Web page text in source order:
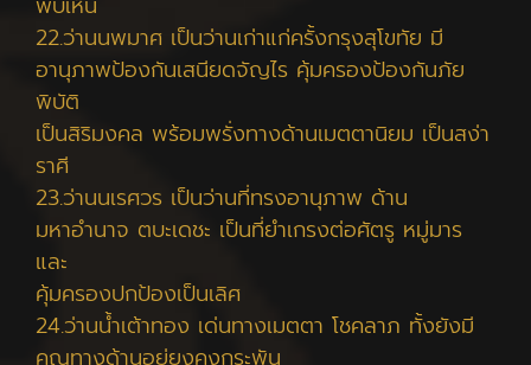
22.ว่านนพมาศ เป็นว่านเก่าแก่ครั้งกรุงสุโขทัย มี
อานุภาพป้องกันเสนียดจัญไร คุ้มครองป้องกันภัย
พิบัติ
เป็นสิริมงคล พร้อมพรั่งทางด้านเมตตานิยม เป็นสง่า
ราศี
23.ว่านนเรศวร เป็นว่านที่ทรงอานุภาพ ด้าน
มหาอำนาจ ตบะเดชะ เป็นที่ยำเกรงต่อศัตรู หมู่มาร
และ
คุ้มครองปกป้องเป็นเลิศ
24.ว่านน้ำเต้าทอง เด่นทางเมตตา โชคลาภ ทั้งยังมี
คุณทางด้านอยู่ยงคงกระพัน